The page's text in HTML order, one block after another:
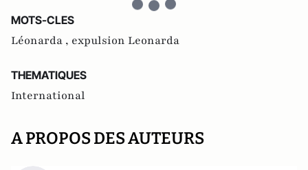
MOTS-CLES
Léonarda , expulsion Leonarda
THEMATIQUES
International
A PROPOS DES AUTEURS